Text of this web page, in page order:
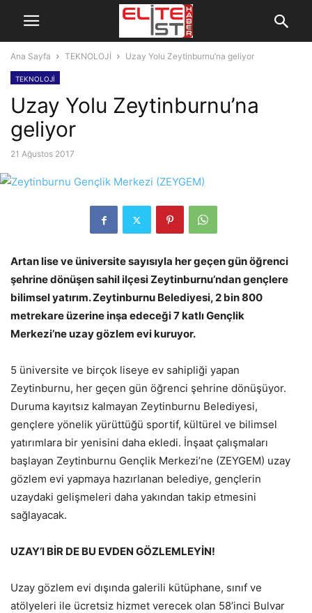
Ana Sayfa TEKNOLOJİ Uzay Yolu Zeytinburnu’na geliyor
TEKNOLOJİ
Uzay Yolu Zeytinburnu’na
geliyor
21 Ağustos 2017
Artan lise ve üniversite sayısıyla her geçen gün öğrenci
şehrine dönüşen sahil ilçesi Zeytinburnu’ndan gençlere
bilimsel yatırım. Zeytinburnu Belediyesi, 2 bin 800
metrekare üzerine inşa edeceği 7 katlı Gençlik
Merkezi’ne uzay gözlem evi kuruyor.
5 üniversite ve birçok liseye ev sahipliği yapan
Zeytinburnu, her geçen gün öğrenci şehrine dönüşüyor.
Duruma kayıtsız kalmayan Zeytinburnu Belediyesi,
gençlere yönelik yürüttüğü sportif, kültürel ve bilimsel
yatırımlara bir yenisini daha ekledi. İnşaat çalışmaları
başlayan Zeytinburnu Gençlik Merkezi’ne (ZEYGEM) uzay
gözlem evi yapmaya hazırlanan belediye, gençlerin
uzaydaki gelişmeleri daha yakından takip etmesini
sağlayacak.
UZAY’I BİR DE BU EVDEN GÖZLEMLEYİN!
Uzay gözlem evi dışında galerili kütüphane, sınıf ve
atölyeleri ile ücretsiz hizmet verecek olan 58’inci Bulvar